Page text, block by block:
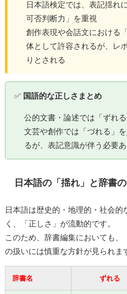
日本語検定では、表記揺れ
可否判断力」を重視
創作表現や会話文における
体として許容されるが、レ
りとされる
✅ 国語的な正しさまとめ
公的文書・論述では「ずれ
文芸や創作では「づれる」
るが、表記意識が伴う必要あ
日本語の「揺れ」と辞書
日本語は歴史的・地理的・社会的
く、「正しさ」が流動的です。
このため、辞書編集においても、
の扱いには慎重な方針が見られま
辞書名 ずれる